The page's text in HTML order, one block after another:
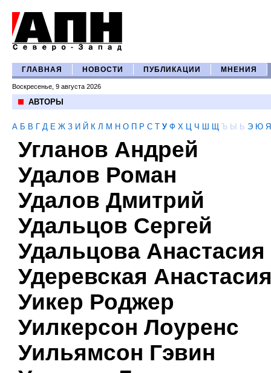
ГЛАВНАЯ НОВОСТИ ПУБЛИКАЦИИ МНЕНИЯ
Воскресенье, 9 августа 2026
АВТОРЫ
А Б В Г Д Е Ж З И Й К Л М Н О П Р С Т У Ф Х Ц Ч Ш Щ Ъ Ы Ь Э Ю Я
Угланов Андрей
Удалов Роман
Удалов Дмитрий
Удальцов Сергей
Удальцова Анастасия
Удеревская
Уикер Роджер
Уилкерсон Лоуренс
Уильямсон Гэвин